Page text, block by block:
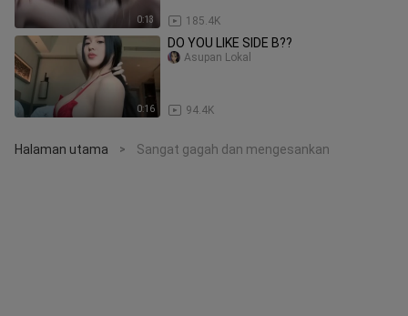
0:13 185.4K
0:16
DO YOU LIKE SIDE B??
94.4K
Asupan Lokal
Halaman utama > Sangat gagah dan mengesankan